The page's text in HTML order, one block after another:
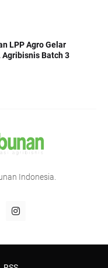
LPP Agro Gelar
Agribisnis Batch 3
Indonesia.